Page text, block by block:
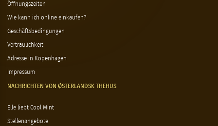
Öffnungszeiten
Wie kann ich online einkaufen?
Geschäftsbedingungen
Vertraulichkeit
Adresse in Kopenhagen
Impressum
NACHRICHTEN VON ØSTERLANDSK THEHUS
Elle liebt Cool Mint
Stellenangebote